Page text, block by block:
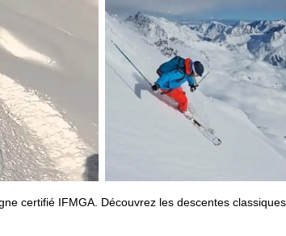
certifié IFMGA. Découvrez les descentes